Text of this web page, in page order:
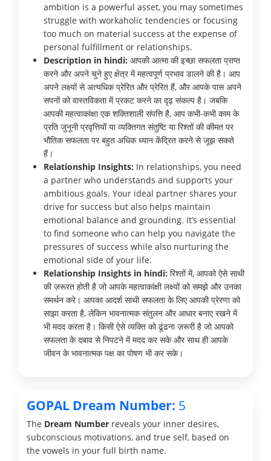
ambition is a powerful asset, you may sometimes
struggle with workaholic tendencies or focusing
too much on material success at the expense of
personal fulfillment or relationships.
Description in hindi: आपकी आत्मा की इच्छा सफलता प्राप्त
करने और अपने चुने हुए क्षेत्र में महत्वपूर्ण प्रभाव डालने की है। आप
अपने लक्ष्यों से अत्यधिक प्रेरित और प्रेरित हैं, और आपके पास अपने
सपनों को वास्तविकता में प्रकट करने का दृढ़ संकल्प है। जबकि
आपकी महत्वाकांक्षा एक शक्तिशाली संपत्ति है, आप कभी-कभी काम के
प्रति जुनूनी प्रवृत्तियों या व्यक्तिगत संतुष्टि या रिश्तों की कीमत पर
भौतिक सफलता पर बहुत अधिक ध्यान केंद्रित करने से जूझ सकते
हैं।
Relationship Insights: In relationships, you need
a partner who understands and supports your
ambitious goals. Your ideal partner shares your
drive for success but also helps maintain
emotional balance and grounding. It’s essential
to find someone who can help you navigate the
pressures of success while also nurturing the
emotional side of your life.
Relationship Insights in hindi: रिश्तों में, आपको ऐसे साथी
की ज़रूरत होती है जो आपके महत्वाकांक्षी लक्ष्यों को समझे और उनका
समर्थन करे। आपका आदर्श साथी सफलता के लिए आपकी प्रेरणा को
साझा करता है, लेकिन भावनात्मक संतुलन और आधार बनाए रखने में
भी मदद करता है। किसी ऐसे व्यक्ति को ढूंढना ज़रूरी है जो आपको
सफलता के दबाव से निपटने में मदद कर सके और साथ ही आपके
जीवन के भावनात्मक पक्ष का पोषण भी कर सके।
GOPAL Dream Number: 5
The Dream Number reveals your inner desires,
subconscious motivations, and true self, based on
the vowels in your full birth name.